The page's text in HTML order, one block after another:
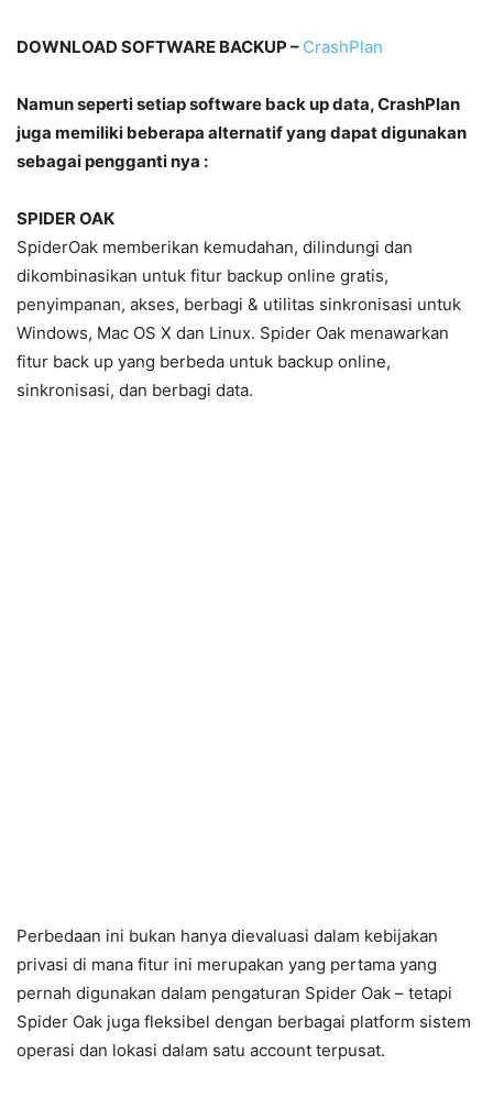
DOWNLOAD SOFTWARE BACKUP – CrashPlan
Namunseperti setiap software back up data, CrashPlan
juga memiliki beberapa alternatif yang dapat digunakan
sebagai pengganti nya :
SPIDER OAK
SpiderOak memberikan kemudahan, dilindungi dan
dikombinasikan untuk fitur backup online gratis,
penyimpanan, akses, berbagi & utilitas sinkronisasi untuk
Windows, Mac OS X dan Linux. Spider Oak menawarkan
fitur back up yang berbeda untuk backup online,
sinkronisasi, dan berbagi data.
Perbedaan ini bukan hanya dievaluasi dalam kebijakan
privasi di mana fitur ini merupakan yang pertama yang
pernah digunakan dalam pengaturan Spider Oak – tetapi
Spider Oak juga fleksibel dengan berbagai platform sistem
operasi dan lokasi dalam satu account terpusat.